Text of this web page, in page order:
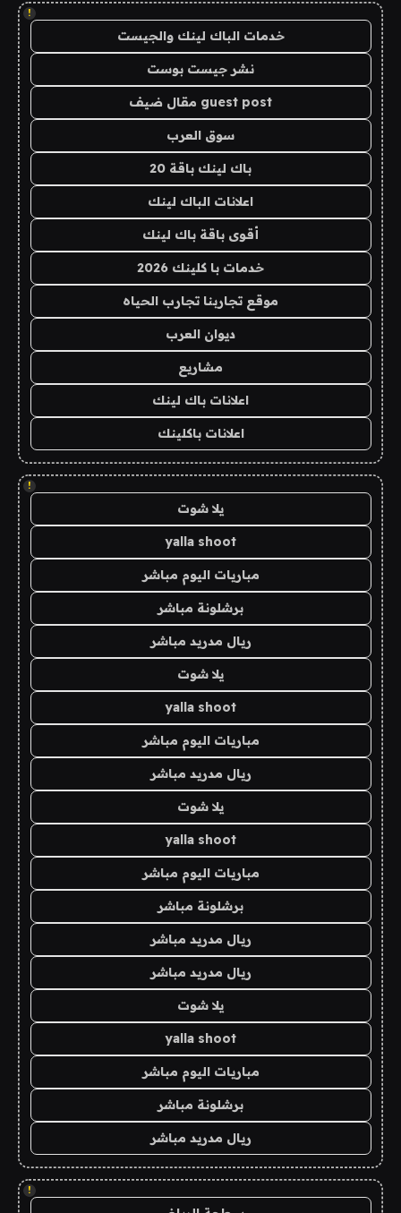
!
خدمات الباك لينك والجيست
نشر جيست بوست
guest post مقال ضيف
سوق العرب
باك لينك باقة 20
اعلانات الباك لينك
أقوى باقة باك لينك
خدمات با كلينك 2026
موقع تجاربنا تجارب الحياه
ديوان العرب
مشاريع
اعلانات باك لينك
اعلانات باكلينك
!
يلا شوت
yalla shoot
مباريات اليوم مباشر
برشلونة مباشر
ريال مدريد مباشر
يلا شوت
yalla shoot
مباريات اليوم مباشر
ريال مدريد مباشر
يلا شوت
yalla shoot
مباريات اليوم مباشر
برشلونة مباشر
ريال مدريد مباشر
ريال مدريد مباشر
يلا شوت
yalla shoot
مباريات اليوم مباشر
برشلونة مباشر
ريال مدريد مباشر
!